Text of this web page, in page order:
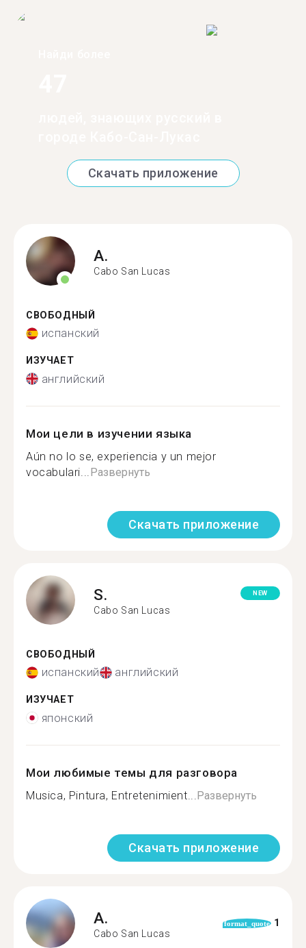
Скачать приложение
A.
Cabo San Lucas
СВОБОДНЫЙ
испанский
ИЗУЧАЕТ
английский
Мои цели в изучении языка
Aún no lo se, experiencia y un mejor
vocabulari... Развернуть
Скачать приложение
S.
Cabo San Lucas
NEW
СВОБОДНЫЙ
испанский английский
ИЗУЧАЕТ
японский
Мои любимые темы для разговора
Musica, Pintura, Entretenimient... Развернуть
Скачать приложение
A.
Cabo San Lucas
format_quote 1